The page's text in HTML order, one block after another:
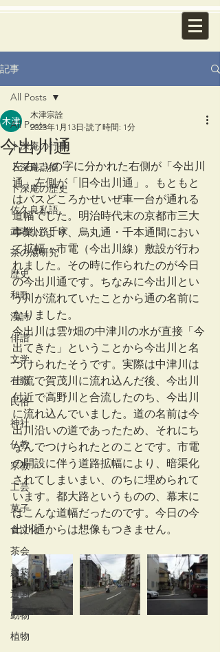
記事
All Posts
卜深庵の行事
卜深庵点描
卜深庵の歴史
佐久良私語
武者小路千家
茶の湯研究
歴史
和歌
漢詩
俳諧
文学
有職
民俗
神社
仏教
宗教
工芸
菓子
食文化
茶会
建築
造園
動物
植物
All Posts
今出川通
木津宗詮
2023年1月13日 読了時間: 1分
左右にVの字に分かれた右側が「今出川
通」左側が「旧今出川通」。もともと
はバスどころかせいぜ車一台が通れる
道幅でした。明治時代末の京都市三大
事業により、烏丸通・千本通間におい
て拡幅・市電（今出川線）敷設が行わ
れました。その時に作られたのが今日
の今出川通です。ちなみに今出川とい
う川が流れていたことから通の名前に
なりました。
今出川は雲ｹ畑の中津川の水が直接「今
出てきた」ということから今出川と名
づけられたそうです。実際は中津川は
上流で賀茂川に流れ込んだ後、今出川
付近で高野川と合流したのち、今出川
に流れ込んでいました。道の名前は今
出川沿いの道であったため、それにち
なんでつけられたとのことです。市電
の開設に伴う道路拡幅により、暗渠化
されてしまいまい、のちに埋められて
います。都大路というものの、幕末に
はこんな道幅だったのです。今日の今
出川通からは想像もつきません。